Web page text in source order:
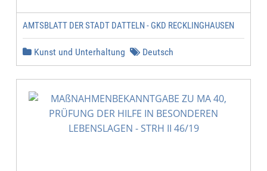
AMTSBLATT DER STADT DATTELN - GKD RECKLINGHAUSEN
Kunst und Unterhaltung Deutsch